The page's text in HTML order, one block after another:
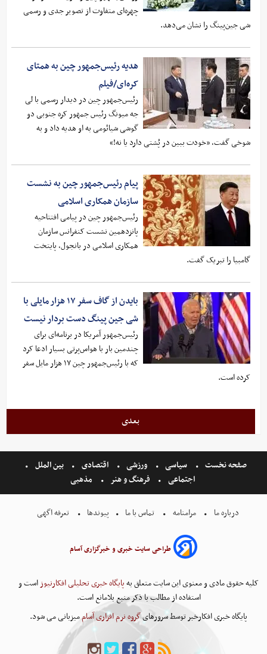
چهره‌ای متفاوت از تصویر جدی و رسمی
شی جین‌پینگ را نشان می‌دهد.
هدیه رئیس‌جمهور چین به همتای
کره‌ای/فیلم
رئیس‌جمهور چین در دیدار رسمی با لی
جه میونگ رئیس جمهور کره جنوبی دو
گوشی شیائومی به او هدیه داد و به
شوخی گفت، «خودت ببین در پُشتی دارد یا نه!»
پیام رئیس‌جمهور چین به نشست
سازمان همکاری اسلامی
رئیس‌جمهور چین در پیامی افتتاحیه
پانزدهمین نشست کنفرانس سازمان
همکاری اسلامی در بانجول، پایتخت
گامبیا را تبریک گفت.
بایدن از گاف سفر ۱۷ هزار مایلی با
شی جین پینگ دست بردار نیست
رئیس‌جمهور آمریکا در برنامه‌ای برای
چندمین بار با هواس‌پرتی بسیار ادعا کرد
که با رئیس‌جمهور چین ۱۷ هزار مایل سفر
کرده است.
بعدی
صفحه نخست سیاسی ورزشی اقتصادی
بین الملل
اجتماعی
فرهنگ و هنر مذهبی
درباره ما مرامنامه تماس با ما پیوندها تعرفه اگهی
طراحی سایت خبری و خبرگزاری آسام
کلیه حقوق مادی و معنوی این سایت متعلق بهپایگاه خبری تحلیلی افکارنیوزاست و
استفاده از مطالب با ذکر منبع بلامانع است.
پایگاه خبری افکارخبر توسط سرورهایگروه نرم افزاری آساممیزبانی می شود.